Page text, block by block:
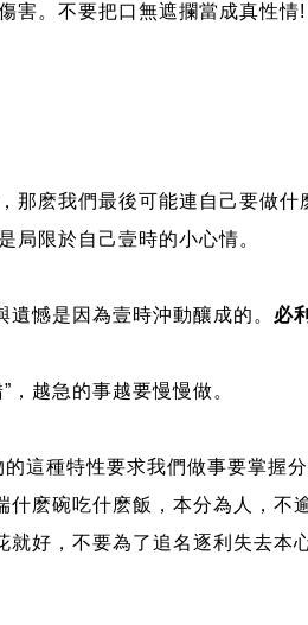
。不要把口無遮攔當成真性情!
那麽我們最後可能連自己要做什
限於自己壹時的小心情。
憾是因為壹時沖動釀成的。 必
越急的事越要慢慢做。
這種特性要求我們做事要掌握
麽碗吃什麽飯，本分為人，不
就好，不要為了追名逐利失去本